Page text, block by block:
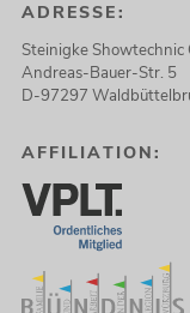
ADRESSE:
Steinigke Showtechnic
Andreas-Bauer-Str. 5
D-97297
AFFILIATION: